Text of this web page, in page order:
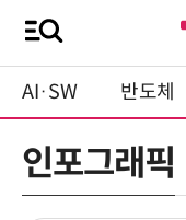
AI·SW 반도체
인포그래픽